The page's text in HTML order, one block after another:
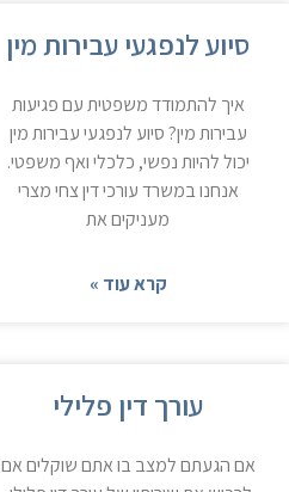
סיוע לנפגעי עבירות מין
איך להתמודד משפטית עם פגיעות
עבירות מין? סיוע לנפגעי עבירות מין
יכול להיות נפשי, כלכלי ואף משפטי.
אנחנו במשרד עורכי דין צחי מצרי
מעניקים את
קרא עוד »
עורך דין פלילי
אם הגעתם למצב בו אתם שוקלים אם